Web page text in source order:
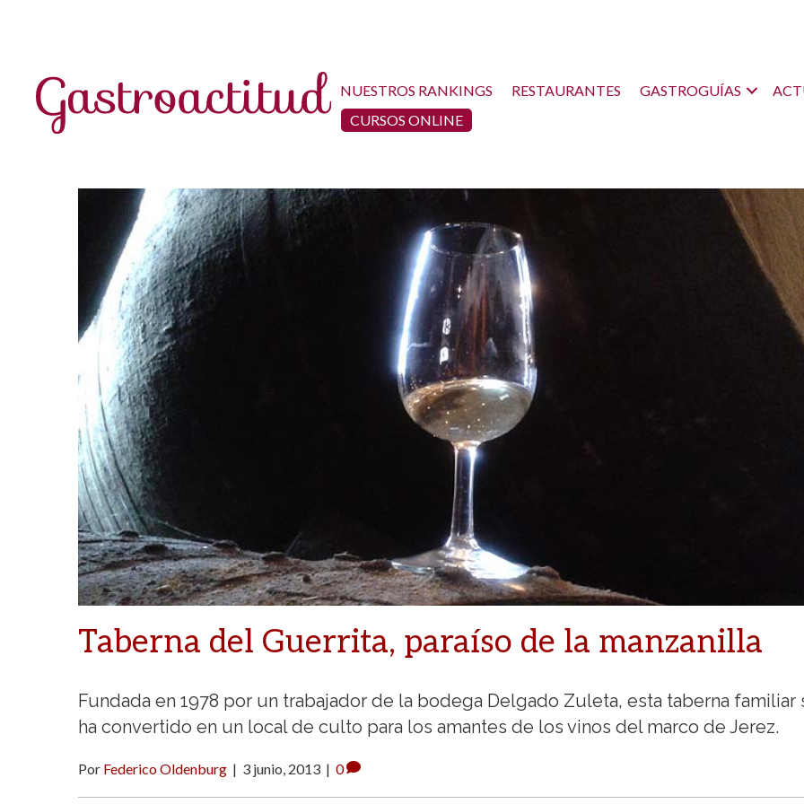
NUESTROS RANKINGS RESTAURANTES GASTROGUÍAS
CURSOS ONLINE
Taberna del Guerrita, paraíso de la manzanilla
Fundada en 1978 por un trabajador de la bodega Delgado Zuleta, esta taberna familiar
ha convertido en un local de culto para los amantes de los vinos del marco de Jerez.
Por Federico Oldenburg | 3 junio, 2013 | 0